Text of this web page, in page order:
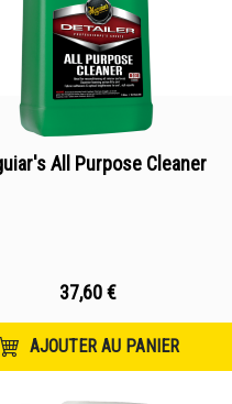
All Purpose Cleaner
37,60 €
AJOUTER AU PANIER